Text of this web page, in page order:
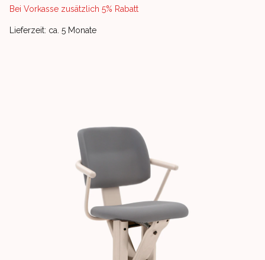
Bei Vorkasse zusätzlich 5% Rabatt
Product delivery information
Lieferzeit: ca. 5 Monate